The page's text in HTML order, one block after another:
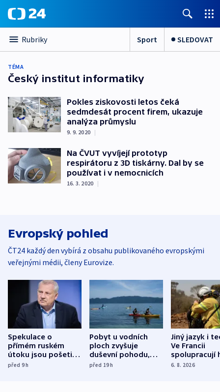
Rubriky Sport SLEDOVAT
TÉMA
Český institut informatiky
Pokles ziskovosti letos čeká
sedmdesát procent firem, ukazuje
analýza průmyslu
9. 9. 2020 |
Na ČVUT vyvíjejí prototyp
respirátoru z 3D tiskárny. Dal by se
používat i v nemocnicích
16. 3. 2020 |
Evropský pohled
ČT24 každý den vybírá z obsahu publikovaného evropskými
veřejnými médii, členy Eurovize.
Spekulace o
přímém ruském
útoku jsou pošetilé,
míní estonský
před 9h
Pobyt u vodních
ploch zvyšuje
duševní pohodu,
ukázala
před 19h
Jiný jazyk i
Ve Francii
spolupracují
různých zemí
6. 8. 2026